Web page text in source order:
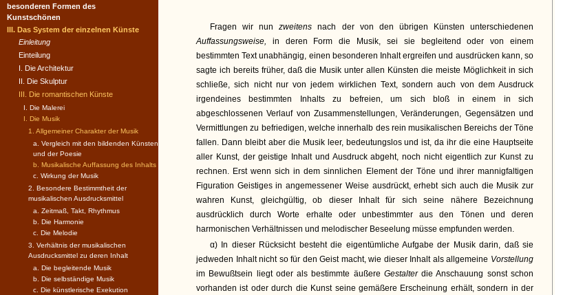
Fragen wir nunzweitensnach der von den übrigen Künsten unterschiedenen
Auffassungsweise, in deren Form die Musik, sei sie begleitend oder von einem
bestimmten Text unabhängig, einen besonderen Inhalt ergreifen und ausdrücken kann, so
sagte ich bereits früher, daß die Musik unter allen Künsten die meiste Möglichkeit in sich
schließe, sich nicht nur von jedem wirklichen Text, sondern auch von dem Ausdruck
irgendeines bestimmten Inhalts zu befreien, um sich bloß in einem in sich
abgeschlossenen Verlauf von Zusammenstellungen, Veränderungen, Gegensätzen und
Vermittlungen zu befriedigen, welche innerhalb des rein musikalischen Bereichs der Töne
fallen. Dann bleibt aber die Musik leer, bedeutungslos und ist, da ihr die eine Hauptseite
aller Kunst, der geistige Inhalt und Ausdruck abgeht, noch nicht eigentlich zur Kunst zu
rechnen. Erst wenn sich in dem sinnlichen Element der Töne und ihrer mannigfaltigen
Figuration Geistiges in angemessener Weise ausdrückt, erhebt sich auch die Musik zur
wahren Kunst, gleichgültig, ob dieser Inhalt für sich seine nähere Bezeichnung
ausdrücklich durch Worte erhalte oder unbestimmter aus den Tönen und deren
harmonischen Verhältnissen und melodischer Beseelung müsse empfunden werden.
α) In dieser Rücksicht besteht die eigentümliche Aufgabe der Musik darin, daß sie
jedweden Inhalt nicht so für den Geist macht, wie dieser Inhalt als allgemeine Vorstellung
im Bewußtsein liegt oder als bestimmte äußere Gestalterdie Anschauung sonst schon
vorhanden ist oder durch die Kunst seine gemäßere Erscheinung erhält, sondern in der
besonderen Formen des
Kunstschönen
III. Das System der einzelnen Künste
Einleitung
Einteilung
I. Die Architektur
II. Die Skulptur
III. Die romantischen Künste
I. Die Malerei
I. Die Musik
1. Allgemeiner Charakter der Musik
a. Vergleich mit den bildenden Künsten
und der Poesie
b. Musikalische Auffassung des Inhalts
c. Wirkung der Musik
2. Besondere Bestimmtheit der
musikalischen Ausdrucksmittel
a. Zeitmaß, Takt, Rhythmus
b. Die Harmonie
c. Die Melodie
3. Verhältnis der musikalischen
Ausdrucksmittel zu deren Inhalt
a. Die begleitende Musik
b. Die selbständige Musik
c. Die künstlerische Exekution